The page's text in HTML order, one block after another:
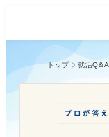
トップ 就活Q&A